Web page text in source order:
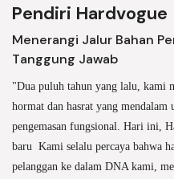
Pendiri Hardvogue
Menerangi Jalur Bahan
Tanggung Jawab
"Dua puluh tahun yang lalu, kami
hormat dan hasrat yang
pengemasan fungsional. Hari ini,
baru Kami selalu percaya bahwa
pelanggan ke dalam DNA kami,